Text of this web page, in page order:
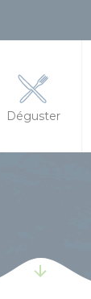
Déguster
un verre